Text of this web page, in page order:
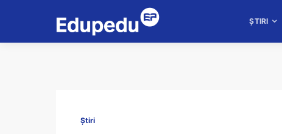
ȘTIRI
Știri